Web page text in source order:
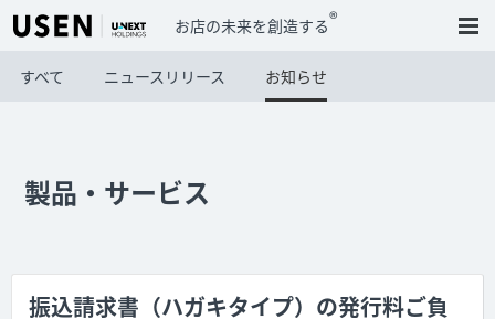
お店の未来を創造する®
すべて ニュースリリース お知らせ
製品・サービス
振込請求書（ハガキタイプ）の発行料ご負